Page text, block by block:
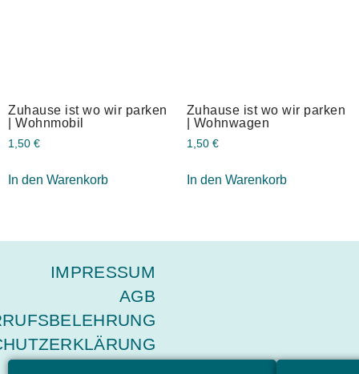
Zuhause ist wo wir parken
| Wohnmobil
1,50 €
In den Warenkorb
Zuhause ist wo wir parken
| Wohnwagen
1,50 €
In den Warenkorb
IMPRESSUM
AGB